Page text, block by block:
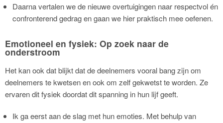
Daarna vertalen we de nieuwe overtuigingen naar respectvol én
confronterend gedrag en gaan we hier praktisch mee oefenen.
Emotioneel en fysiek: Op zoek naar de
onderstroom
Het kan ook dat blijkt dat de deelnemers vooral bang zijn om
deelnemers te kwetsen en ook om zelf gekwetst te worden. Ze
ervaren dit fysiek doordat dit spanning in hun lijf geeft.
Ik ga eerst aan de slag met hun emoties. Met behulp van